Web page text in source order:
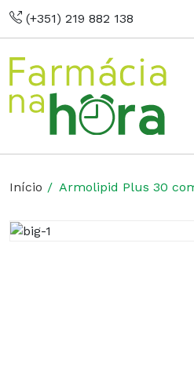
(+351) 219 882 138
Início Armolipid Plus 30